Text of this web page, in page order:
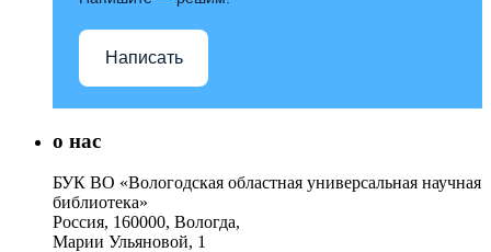
Написать
о нас
БУК ВО «Вологодская областная универсальная научная
библиотека»
Россия, 160000, Вологда,
Марии Ульяновой, 1